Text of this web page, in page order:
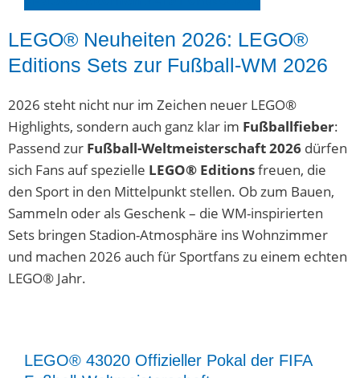
LEGO® Neuheiten 2026: LEGO®
Editions Sets zur Fußball-WM 2026
2026 steht nicht nur im Zeichen neuer LEGO®
Highlights, sondern auch ganz klar im Fußballfieber:
Passend zur Fußball-Weltmeisterschaft 2026 dürfen
sich Fans auf spezielle LEGO® Editionsfreuen, die
den Sport in den Mittelpunkt stellen. Ob zum Bauen,
Sammeln oder als Geschenk – die WM-inspirierten
Sets bringen Stadion-Atmosphäre ins Wohnzimmer
und machen 2026 auch für Sportfans zu einem echten
LEGO® Jahr.
LEGO® 43020 Offizieller Pokal der FIFA